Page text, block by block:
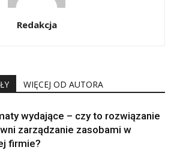
Redakcja
WIĘCEJ OD AUTORA
wydające – czy to rozwiązanie
zarządzanie zasobami w
firmie?